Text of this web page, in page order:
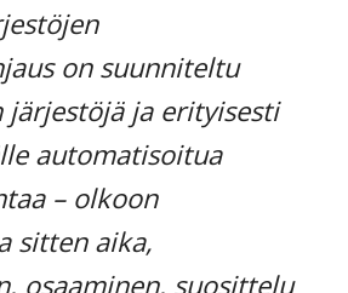
on suunniteltu
järjestöjä ja erityisesti
automatisoitua
– olkoon
sitten aika,
osaaminen, suosittelu